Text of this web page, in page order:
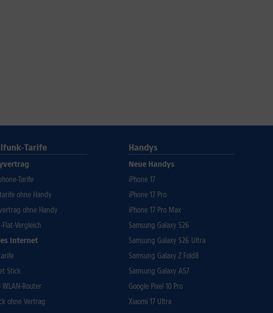
Tarife
Tarife
ohne Handy
ohne Handy
Vergleich
Internet
Stick
WLAN-Router
ohne Vertrag
Handys
Neue Handys
iPhone 17
iPhone 17 Pro
iPhone 17 Pro Max
Samsung Galaxy S26
Samsung Galaxy S26 Ultra
Samsung Galaxy Z Fold8
Samsung Galaxy A57
Google Pixel 10 Pro
Xiaomi 17 Ultra